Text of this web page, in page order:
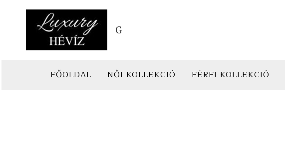
G
FŐOLDAL NŐI KOLLEKCIÓ FÉRFI KOLLEKCIÓ